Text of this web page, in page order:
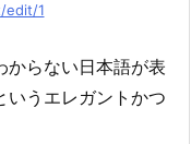
edit/1
からない日本語が表
いうエレガントかつ